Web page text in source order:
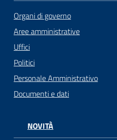
Organi di governo
Aree amministrative
Uffici
Politici
Personale Amministrativo
Documenti e dati
NOVITÀ